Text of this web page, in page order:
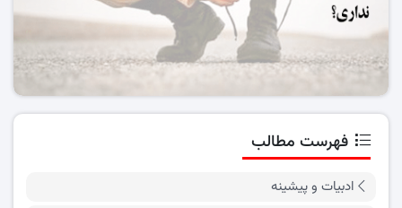
فهرست مطالب
ادبیات و پیشینه